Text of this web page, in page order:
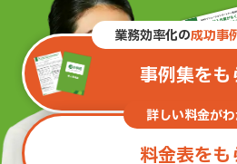
業務効率化の成功事
事例集をも
詳しい料金が
料金表をも